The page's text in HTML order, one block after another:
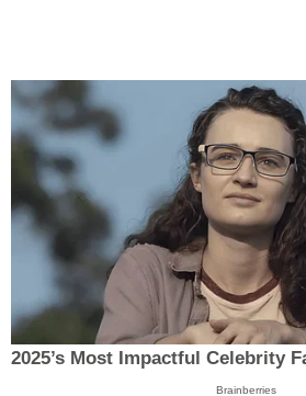
2025’s Most Impactful Celebrity
Brainberries